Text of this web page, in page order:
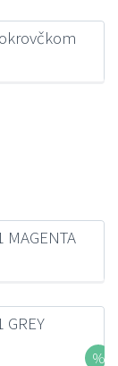
MAGENTA
GREY